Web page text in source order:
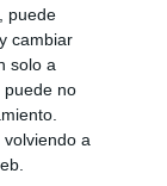
puede
cambiar
solo a
puede no
a